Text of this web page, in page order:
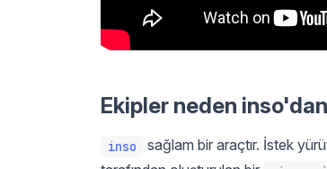
Ekipler neden
inso
sağlam bir araçtır. İstek